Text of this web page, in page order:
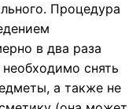
Процедура
в два раза
снять
а также не